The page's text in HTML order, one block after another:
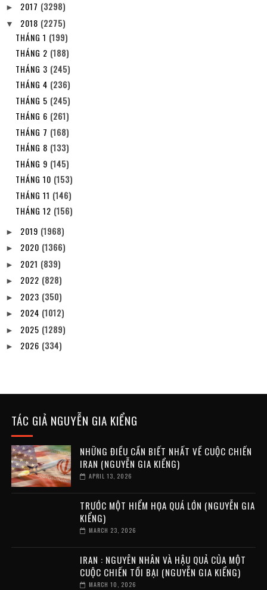
► 2017 (3298)
▼ 2018 (2275)
THÁNG 1 (199)
THÁNG 2 (188)
THÁNG 3 (245)
THÁNG 4 (236)
THÁNG 5 (245)
THÁNG 6 (261)
THÁNG 7 (168)
THÁNG 8 (133)
THÁNG 9 (145)
THÁNG 10 (153)
THÁNG 11 (146)
THÁNG 12 (156)
► 2019 (1968)
► 2020 (1366)
► 2021 (839)
► 2022 (828)
► 2023 (350)
► 2024 (1012)
► 2025 (1289)
► 2026 (334)
TÁC GIẢ NGUYỄN GIA KIỂNG
NHỮNG ĐIỀU CẦN BIẾT NHẤT VỀ CUỘC CHIẾN
IRAN (NGUYỄN GIA KIỂNG)
APRIL 13, 2026
TRƯỚC MỘT HIỂM HỌA QUÁ LỚN (NGUYỄN GIA
KIỂNG)
MARCH 23, 2026
IRAN : NGUYÊN NHÂN VÀ HẬU QUẢ CỦA MỘT
CUỘC CHIẾN TỒI BẠI (NGUYỄN GIA KIỂNG)
MARCH 10, 2026